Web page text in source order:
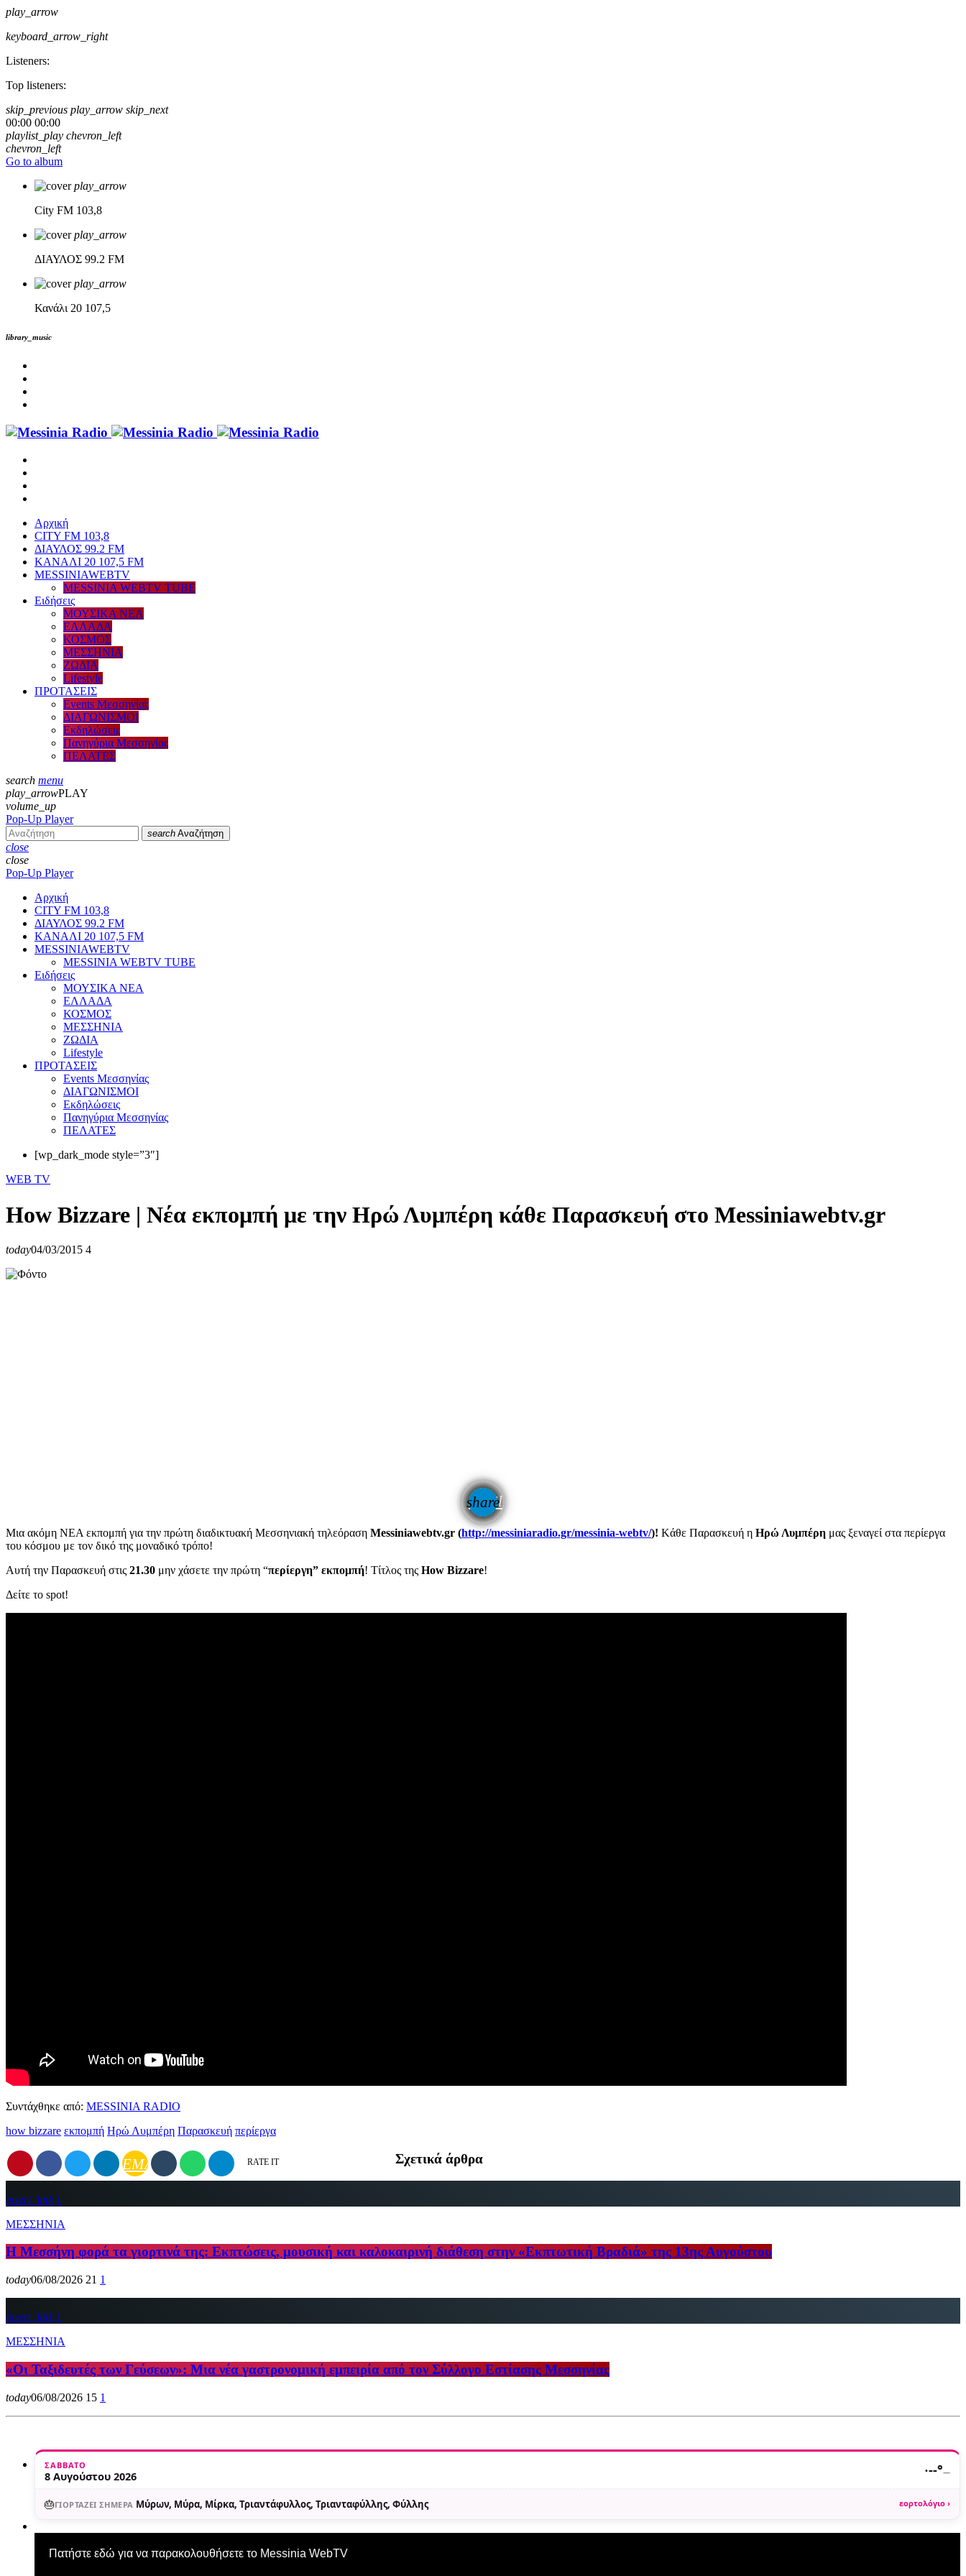
play_arrow
keyboard_arrow_right
Listeners:
Top listeners:
skip_previous play_arrow skip_next
00:00 00:00
playlist_play chevron_left
chevron_left
Go to album
play_arrow
City FM 103,8
play_arrow
ΔΙΑΥΛΟΣ 99.2 FM
play_arrow
Κανάλι 20 107,5
library_music
Αρχική
CITY FM 103,8
ΔΙΑΥΛΟΣ 99.2 FM
ΚΑΝΑΛΙ 20 107,5 FM
MESSINIAWEBTV
MESSINIA WEBTV TUBE
Eιδήσεις
ΜΟΥΣΙΚΑ ΝΕΑ
ΕΛΛΑΔΑ
ΚΟΣΜΟΣ
ΜΕΣΣΗΝΙΑ
ΖΩΔΙΑ
Lifestyle
ΠΡΟΤΑΣΕΙΣ
Events Μεσσηνίας
ΔΙΑΓΩΝΙΣΜΟΙ
Εκδηλώσεις
Πανηγύρια Μεσσηνίας
ΠΕΛΑΤΕΣ
search menu
play_arrowPLAY
volume_up
Pop-Up Player
search Αναζήτηση
close
close
Pop-Up Player
Αρχική
CITY FM 103,8
ΔΙΑΥΛΟΣ 99.2 FM
ΚΑΝΑΛΙ 20 107,5 FM
MESSINIAWEBTV
MESSINIA WEBTV TUBE
Eιδήσεις
ΜΟΥΣΙΚΑ ΝΕΑ
ΕΛΛΑΔΑ
ΚΟΣΜΟΣ
ΜΕΣΣΗΝΙΑ
ΖΩΔΙΑ
Lifestyle
ΠΡΟΤΑΣΕΙΣ
Events Μεσσηνίας
ΔΙΑΓΩΝΙΣΜΟΙ
Εκδηλώσεις
Πανηγύρια Μεσσηνίας
ΠΕΛΑΤΕΣ
[wp_dark_mode style=”3″]
WEB TV
How Bizzare | Νέα εκπομπή με την Ηρώ Λυμπέρη κάθε Παρασκευή στο Messiniawebtv.gr
today04/03/2015 4
share
email
Μια ακόμη NEA εκπομπή για την πρώτη διαδικτυακή Μεσσηνιακή τηλεόραση Messiniawebtv.gr (http://messiniaradio.gr/messinia-webtv/)! Kάθε Παρασκευή η Ηρώ Λυμπέρη μας ξεναγεί στα περίεργα
του κόσμου με τον δικό της μοναδικό τρόπο!
Αυτή την Παρασκευή στις 21.30 μην χάσετε την πρώτη “περίεργη” εκπομπή! Τίτλος της How Bizzare!
Δείτε το spot!
Συντάχθηκε από: MESSINIA RADIO
how bizzare εκπομπή Ηρώ Λυμπέρη Παρασκευή περίεργα
EMAIL RATE IT Σχετικά άρθρα
insert_link 1
ΜΕΣΣΗΝΙΑ
Η Μεσσήνη φορά τα γιορτινά της: Εκπτώσεις, μουσική και καλοκαιρινή διάθεση στην «Εκπτωτική Βραδιά» της 13ης Αυγούστου
today06/08/2026 21 1
insert_link 1
ΜΕΣΣΗΝΙΑ
«Οι Ταξιδευτές των Γεύσεων»: Μια νέα γαστρονομική εμπειρία από τον Σύλλογο Εστίασης Μεσσηνίας
today06/08/2026 15 1
ΣΆΒΒΑΤΟ
8 Αυγούστου 2026 ·--°—
🎂ΓΙΟΡΤΆΖΕΙ ΣΉΜΕΡΑ Μύρων, Μύρα, Μίρκα, Τριαντάφυλλος, Τριανταφύλλης, Φύλλης εορτολόγιο ›
Πατήστε εδώ για να παρακολουθήσετε το Messinia WebTV